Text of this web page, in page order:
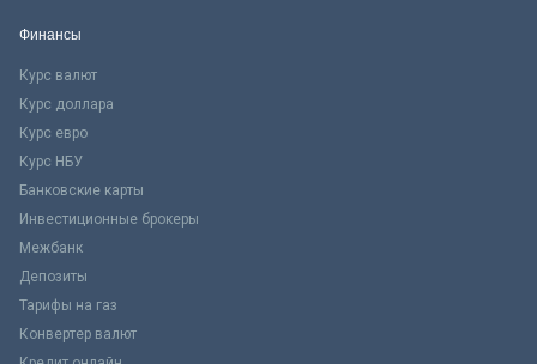
Финансы
Курс валют
Курс доллара
Курс евро
Курс НБУ
Банковские карты
Инвестиционные брокеры
Межбанк
Депозиты
Тарифы на газ
Конвертер валют